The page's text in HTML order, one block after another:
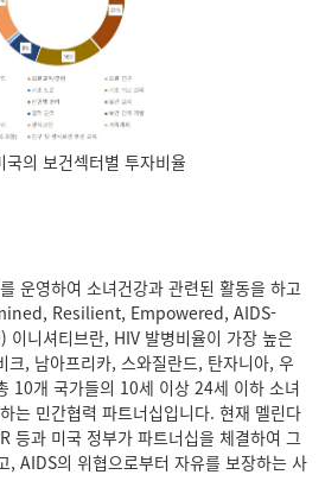
의 보건섹터별 투자비율
운영하여 소녀건강과 관련된 활동을 하고
Resilient, Empowered, AIDS-
니셔티브란, HIV 발병비율이 가장 높은
크, 남아프리카, 스와질란드, 탄자니아, 우
10개 국가들의 10세 이상 24세 이하 소녀
는 민간협력 파트너십입니다. 현재 멜린다
등과 미국 정부가 파트너십을 체결하여 그
, AIDS의 위협으로부터 자유를 보장하는 사